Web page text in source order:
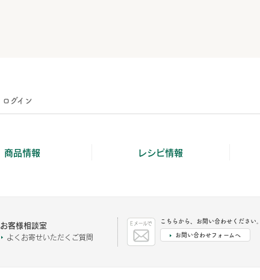
ログイン
商品情報 レシピ情報
お客様相談室
よくお寄せいただくご質問
こちらから、お問い合わせください。
お問い合わせフォームへ